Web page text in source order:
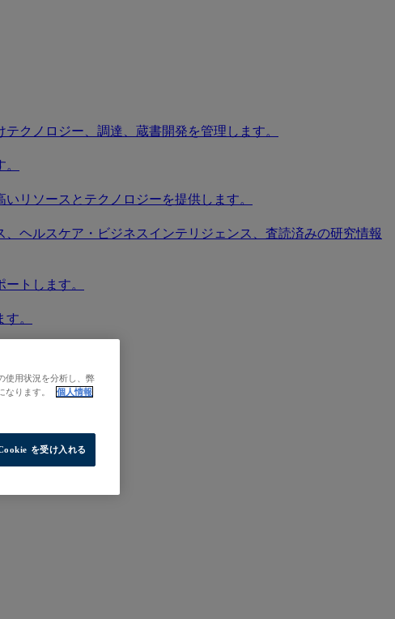
クノロジー、調達、蔵書開発を管理します。
リソースとテクノロジーを提供します。
ヘルスケア・ビジネスインテリジェンス、査読済みの研究情報
トします。
。
使用状況を分析し、弊
なります。
個人情報
を受け入れる